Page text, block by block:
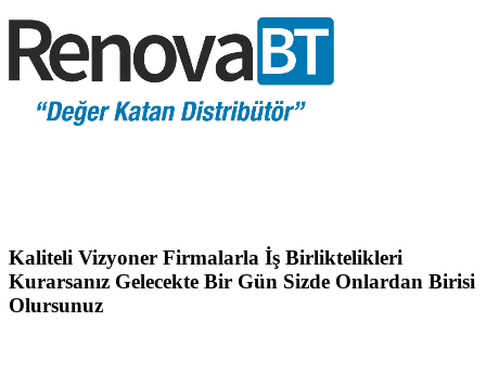
Kaliteli Vizyoner Firmalarla İş Birliktelikleri
Kurarsanız Gelecekte Bir Gün Sizde Onlardan Birisi
Olursunuz